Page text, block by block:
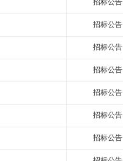
招标公告
招标公告
招标公告
招标公告
招标公告
招标公告
招标公告